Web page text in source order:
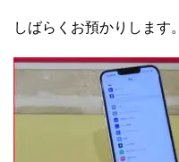
しばらくお預かりします。